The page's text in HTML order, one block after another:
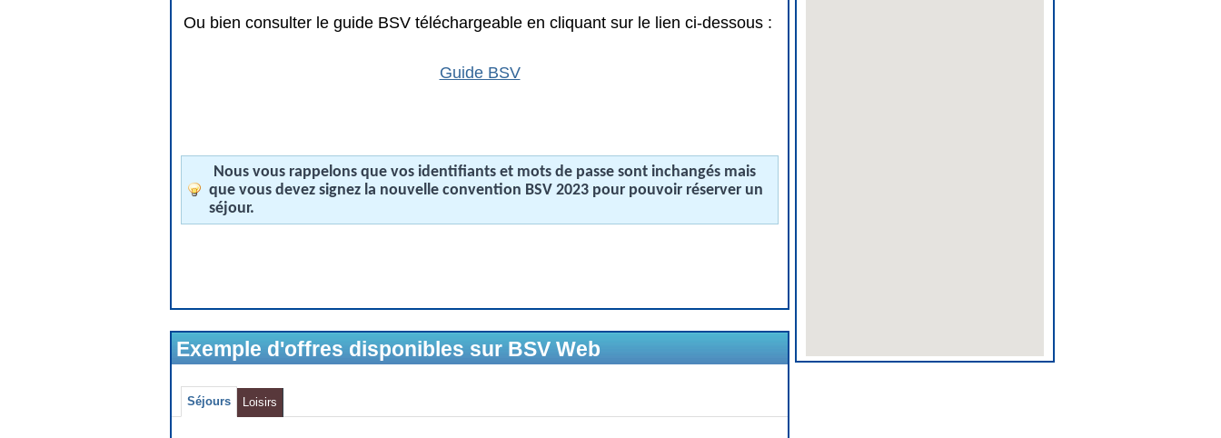
Ou bien consulter le guide BSV téléchargeable en cliquant sur le lien ci-dessous :
Guide BSV
Nous vous rappelons que vos identifiants et mots de passe sont inchangés mais
que vous devez signez la nouvelle convention BSV 2023 pour pouvoir réserver un
séjour.
Exemple d'offres disponibles sur BSV Web
Séjours Loisirs